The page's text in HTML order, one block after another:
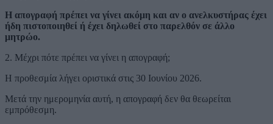
Η απογραφή πρέπει να γίνει ακόμη και αν ο ανελκυστήρας έχει
ήδη πιστοποιηθεί ή έχει δηλωθεί στο παρελθόν σε άλλο
μητρώο.
2. Μέχρι πότε πρέπει να γίνει η απογραφή;
Η προθεσμία λήγει οριστικά στις 30 Ιουνίου 2026.
Μετά την ημερομηνία αυτή, η απογραφή δεν θα θεωρείται
εμπρόθεσμη.